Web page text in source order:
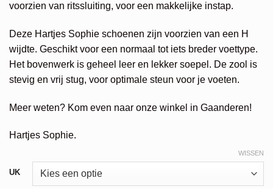
voorzien van ritssluiting, voor een makkelijke instap.
Deze Hartjes Sophie schoenen zijn voorzien van een H
wijdte. Geschikt voor een normaal tot iets breder voettype.
Het bovenwerk is geheel leer en lekker soepel. De zool is
stevig en vrij stug, voor optimale steun voor je voeten.
Meer weten? Kom even naar onze winkel in Gaanderen!
Hartjes Sophie.
UK
WISSEN
Alternative: